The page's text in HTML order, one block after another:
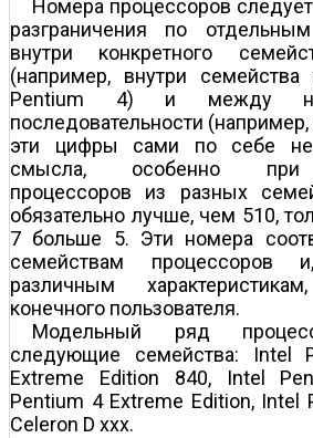
Номера процессоров
разграничения по отдельным
внутри конкретного
(например, внутри семейства
Pentium 4) и между
последовательности
эти цифры сами по себе не
смысла, особенно при
процессоров из разных
обязательно лучше, чем 510,
7 больше 5. Эти номера
семействам процессоров
различным
конечного пользователя.
Модельный ряд
следующие семейства: Intel
Extreme Edition 840, Intel
Pentium 4 Extreme Edition, Intel
Celeron D ххх.